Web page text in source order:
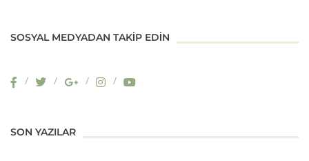
SOSYAL MEDYADAN TAKIP EDIN
SON YAZILAR